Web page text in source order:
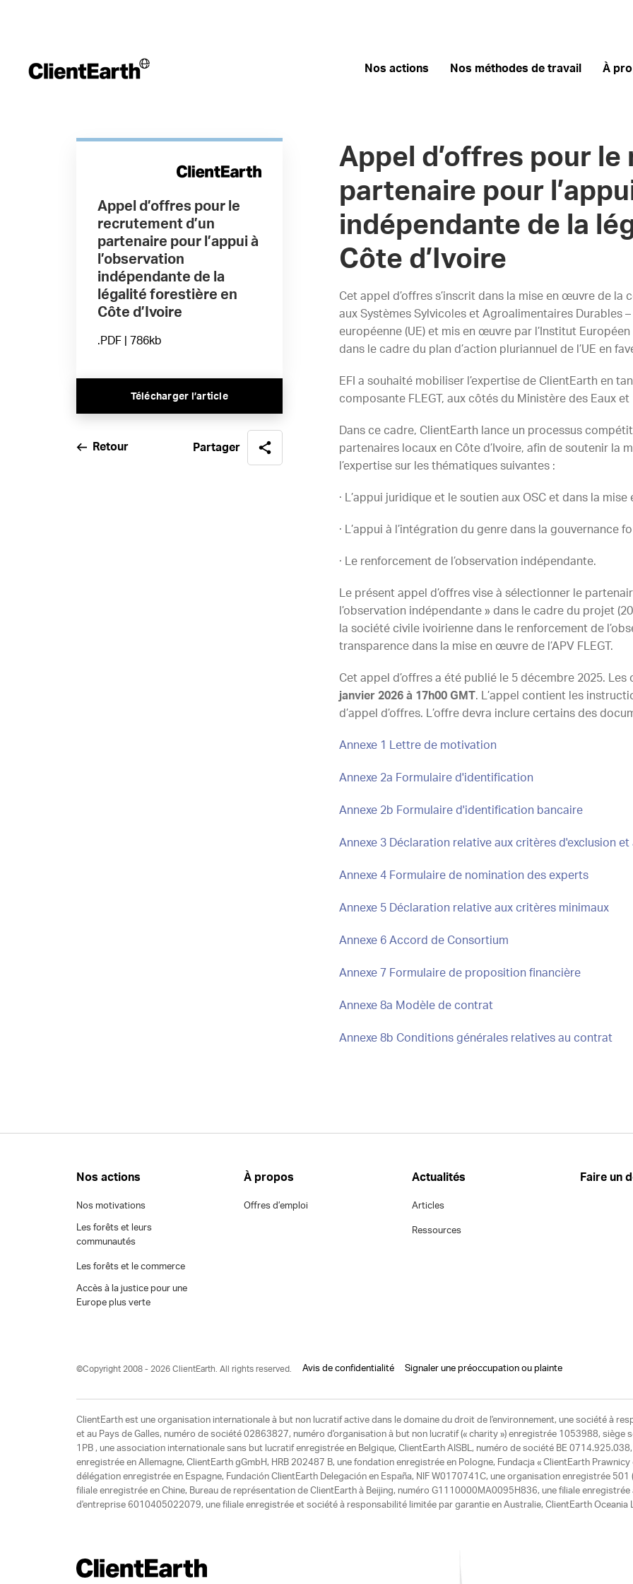
Nos actions Nos méthodes de travail À
Appel d’offres pour le
recrutement d’un
partenaire pour l’appui à
l’observation
indépendante de la
légalité forestière en
Côte d’Ivoire
.PDF | 786kb
Télécharger l’article
Retour Partager
Appel d’offres pour le
partenaire pour
indépendante de la
Côte d’Ivoire
Cet appel d’offres s’inscrit dans la mise en œuvre de la
aux Systèmes Sylvicoles et Agroalimentaires Durables
européenne (UE) et mis en œuvre par l’Institut
dans le cadre du plan d’action pluriannuel de l’UE en
EFI a souhaité mobiliser l’expertise de ClientEarth en
composante FLEGT, aux côtés du Ministère des Eaux et
Dans ce cadre, ClientEarth lance un processus
partenaires locaux en Côte d’Ivoire, afin de soutenir la
l’expertise sur les thématiques suivantes :
· L’appui juridique et le soutien aux OSC et dans la mise
· L’appui à l’intégration du genre dans la gouvernance
· Le renforcement de l’observation indépendante.
Le présent appel d’offres vise à sélectionner le
l’observation indépendante » dans le cadre du projet
la société civile ivoirienne dans le renforcement de
transparence dans la mise en œuvre de l’APV FLEGT.
Cet appel d’offres a été publié le 5 décembre 2025.
janvier 2026 à 17h00 GMT. L’appel contient les
d’appel d’offres. L’offre devra inclure certains des
Annexe 1 Lettre de motivation
Annexe 2a Formulaire d'identification
Annexe 2b Formulaire d'identification bancaire
Annexe 3 Déclaration relative aux critères d'exclusion
Annexe 4 Formulaire de nomination des experts
Annexe 5 Déclaration relative aux critères minimaux
Annexe 6 Accord de Consortium
Annexe 7 Formulaire de proposition financière
Annexe 8a Modèle de contrat
Annexe 8b Conditions générales relatives au contrat
Nos actions
Nos motivations
Les forêts et leurs
communautés
Les forêts et le commerce
Accès à la justice pour une
Europe plus verte
À propos
Offres d’emploi
Actualités
Articles
Ressources
Faire un
©Copyright 2008 - 2026 ClientEarth. All rights reserved. Avis de confidentialité Signaler une préoccupation ou plainte
ClientEarth est une organisation internationale à but non lucratif active dans le domaine du droit de l'environnement, une société à
et au Pays de Galles, numéro de société 02863827, numéro d'organisation à but non lucratif (« charity ») enregistrée 1053988, siège
1PB , une association internationale sans but lucratif enregistrée en Belgique, ClientEarth AISBL, numéro de société BE
enregistrée en Allemagne, ClientEarth gGmbH, HRB 202487 B, une fondation enregistrée en Pologne, Fundacja « ClientEarth
délégation enregistrée en Espagne, Fundación ClientEarth Delegación en España, NIF W0170741C, une organisation enregistrée
filiale enregistrée en Chine, Bureau de représentation de ClientEarth à Beijing, numéro G1110000MA0095H836, une filiale
d'entreprise 6010405022079, une filiale enregistrée et société à responsabilité limitée par garantie en Australie, ClientEarth